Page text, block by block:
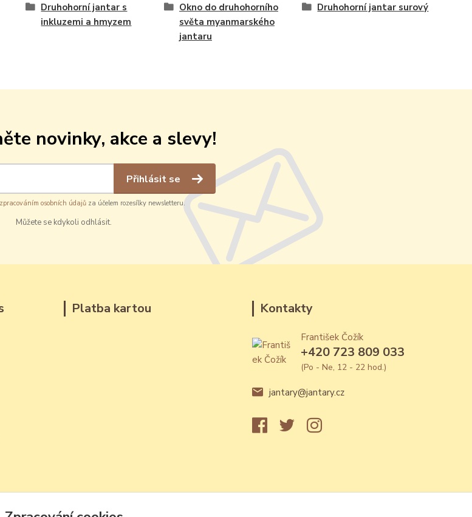
Druhohorní jantar s
inkluzemi a hmyzem
Okno do druhohorního
světa myanmarského
jantaru
Druhohorní jantar surový
novinky, akce a slevy!
Přihlásit se
zpracováním osobních údajůza účelem rozesílky newsletteru.
Můžete se kdykoli odhlásit.
Platba kartou Kontakty
František Čožík
+420 723 809 033
(Po - Ne, 12 - 22 hod.)
jantary@jantary.cz
Upravit sběr cookies.